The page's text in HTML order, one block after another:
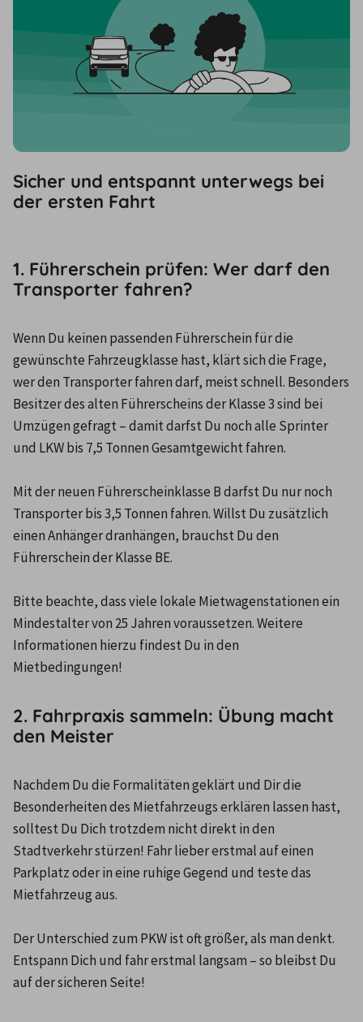
Sicher und entspannt unterwegs bei
der ersten Fahrt
1. Führerschein prüfen: Wer darf den
Transporter fahren?
Wenn Du keinen passenden Führerschein für die
gewünschte Fahrzeugklasse hast, klärt sich die Frage,
wer den Transporter fahren darf, meist schnell. Besonders
Besitzer des alten Führerscheins der Klasse 3 sind bei
Umzügen gefragt – damit darfst Du noch alle Sprinter
und LKW bis 7,5 Tonnen Gesamtgewicht fahren.
Mit der neuen Führerscheinklasse B darfst Du nur noch
Transporter bis 3,5 Tonnen fahren. Willst Du zusätzlich
einen Anhänger dranhängen, brauchst Du den
Führerschein der Klasse BE.
Bitte beachte, dass viele lokale Mietwagenstationen ein
Mindestalter von 25 Jahren voraussetzen. Weitere
Informationen hierzu findest Du in den
Mietbedingungen!
2. Fahrpraxis sammeln: Übung macht
den Meister
Nachdem Du die Formalitäten geklärt und Dir die
Besonderheiten des Mietfahrzeugs erklären lassen hast,
solltest Du Dich trotzdem nicht direkt in den
Stadtverkehr stürzen! Fahr lieber erstmal auf einen
Parkplatz oder in eine ruhige Gegend und teste das
Mietfahrzeug aus.
Der Unterschied zum PKW ist oft größer, als man denkt.
Entspann Dich und fahr erstmal langsam – so bleibst Du
auf der sicheren Seite!